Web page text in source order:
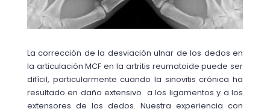
La corrección de la desviación ulnar de los dedos en
la articulación MCF en la artritis reumatoide puede ser
difícil, particularmente cuando la sinovitis crónica ha
resultado en daño extensivo a los ligamentos y a los
extensores de los dedos. Nuestra experiencia con